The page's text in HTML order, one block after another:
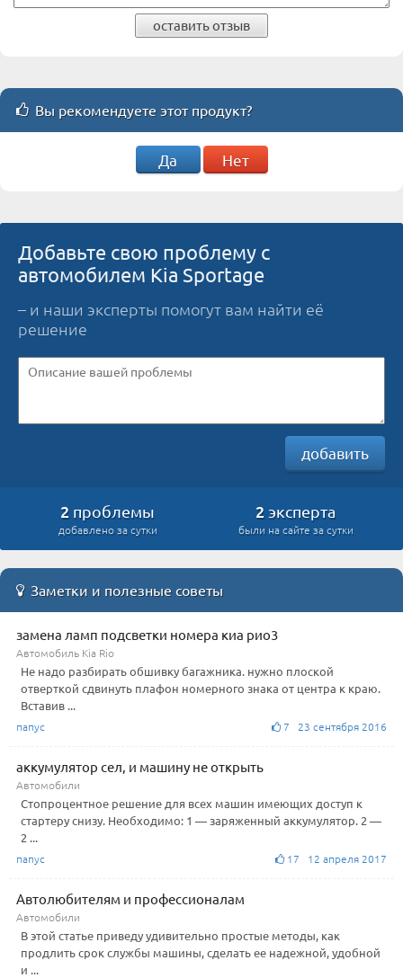
оставить отзыв
Вы рекомендуете этот продукт?
Да Нет
Добавьте свою проблему с
автомобилем Kia Sportage
– и наши эксперты помогут вам найти её
решение
добавить
2 проблемы
добавлено за сутки
2 эксперта
были на сайте за сутки
Заметки и полезные советы
замена ламп подсветки номера киа рио3
Автомобиль Kia Rio
Не надо разбирать обшивку багажника. нужно плоской
отверткой сдвинуть плафон номерного знака от центра к краю.
Вставив ...
папус 7 23 сентября 2016
аккумулятор сел, и машину не открыть
Автомобили
Стопроцентное решение для всех машин имеющих доступ к
стартеру снизу. Необходимо: 1 — заряженный аккумулятор. 2 —
2 ...
папус 17 12 апреля 2017
Автолюбителям и профессионалам
Автомобили
В этой статье приведу удивительно простые методы, как
продлить срок службы машины, сделать ее надежной, удобной
и ...